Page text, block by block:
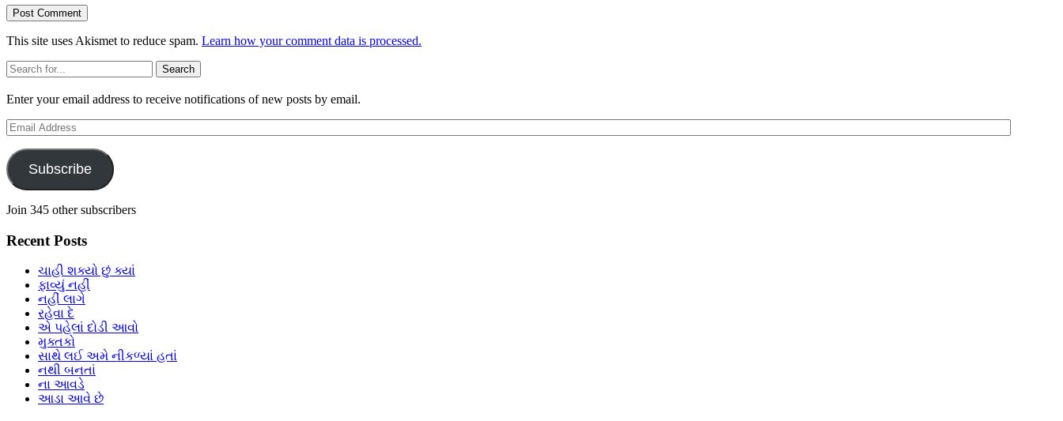
This site uses Akismet to reduce spam. Learn how your comment data is processed.
Sidebar
Search
Enter your email address to receive notifications of new posts by email.
Email
Address
Subscribe
Join 345 other subscribers
Recent Posts
ચાહી શક્યો છું ક્યાં
ફાવ્યું નહીં
નહીં લાગે
રહેવા દે
એ પહેલાં દોડી આવો
મુક્તકો
સાથે લઈ અમે નીકળ્યાં હતાં
નથી બનતાં
ના આવડે
આડા આવે છે